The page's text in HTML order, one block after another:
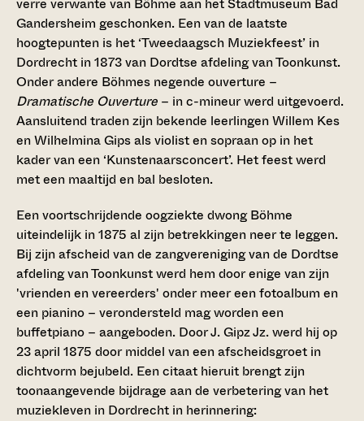
verre verwante van Böhme aan het Stadtmuseum Bad
Gandersheim geschonken. Een van de laatste
hoogtepunten is het ‘Tweedaagsch Muziekfeest’ in
Dordrecht in 1873 van Dordtse afdeling van Toonkunst.
Onder andere Böhmes negende ouverture –
Dramatische Ouverture – in c-mineur werd uitgevoerd.
Aansluitend traden zijn bekende leerlingen Willem Kes
en Wilhelmina Gips als violist en sopraan op in het
kader van een ‘Kunstenaarsconcert’. Het feest werd
met een maaltijd en bal besloten.
Een voortschrijdende oogziekte dwong Böhme
uiteindelijk in 1875 al zijn betrekkingen neer te leggen.
Bij zijn afscheid van de zangvereniging van de Dordtse
afdeling van Toonkunst werd hem door enige van zijn
'vrienden en vereerders' onder meer een fotoalbum en
een pianino – verondersteld mag worden een
buffetpiano – aangeboden. Door J. Gipz Jz. werd hij op
23 april 1875 door middel van een afscheidsgroet in
dichtvorm bejubeld. Een citaat hieruit brengt zijn
toonaangevende bijdrage aan de verbetering van het
muziekleven in Dordrecht in herinnering: